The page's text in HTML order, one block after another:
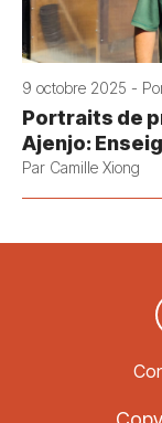
9 octobre 2025 -
Portraits de
Ajenjo:
Par Camille Xiong